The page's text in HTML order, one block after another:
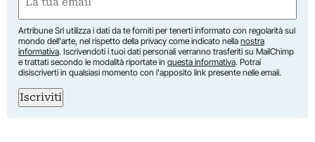
(Required)
Artribune Srl utilizza i dati da te forniti per tenerti informato con regolarità sul
mondo dell'arte, nel rispetto della privacy come indicato nella nostra
informativa. Iscrivendoti i tuoi dati personali verranno trasferiti su MailChimp
e trattati secondo le modalità riportate in questa informativa. Potrai
disiscriverti in qualsiasi momento con l'apposito link presente nelle email.
Iscriviti